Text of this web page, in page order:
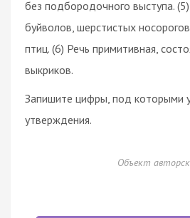
без подбородочного выступа.
буйволов, шерстистых
птиц. (6) Речь примитивная,
выкриков.
Запишите цифры, под которыми
утверждения.
Объект